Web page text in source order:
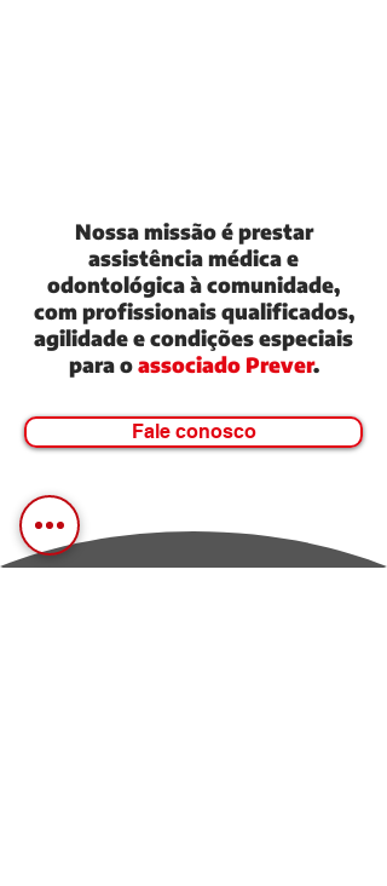
Nossa missão é prestar
assistência médica e
odontológica à comunidade,
com profissionais qualificados,
agilidade e condições especiais
para oassociado Prever.
Fale conosco